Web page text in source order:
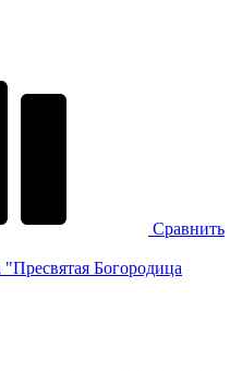
Сравнить
Богородица